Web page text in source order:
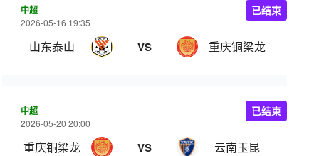
中超
2026-05-16 19:35
山东泰山 VS 重庆铜梁龙
已结束
中超
2026-05-20 20:00
重庆铜梁龙 VS 云南玉昆
已结束